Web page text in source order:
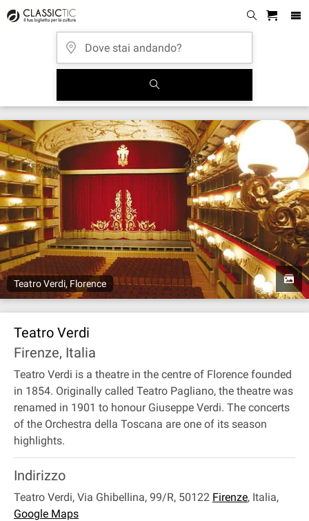
Teatro Verdi, Florence
Teatro Verdi
Firenze, Italia
Teatro Verdi is a theatre in the centre of Florence founded
in 1854. Originally called Teatro Pagliano, the theatre was
renamed in 1901 to honour Giuseppe Verdi. The concerts
of the Orchestra della Toscana are one of its season
highlights.
Indirizzo
Teatro Verdi, Via Ghibellina, 99/R, 50122 Firenze, Italia,
Google Maps